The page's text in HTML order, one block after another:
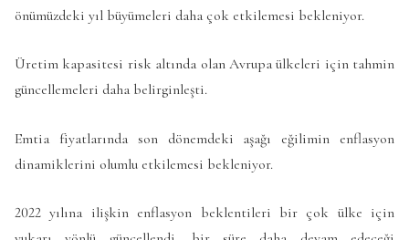
önümüzdeki yıl büyümeleri daha çok etkilemesi bekleniyor.
Üretim kapasitesi risk altında olan Avrupa ülkeleri için tahmin
güncellemeleri daha belirginleşti.
Emtia fiyatlarında son dönemdeki aşağı eğilimin enflasyon
dinamiklerini olumlu etkilemesi bekleniyor.
2022 yılına ilişkin enflasyon beklentileri bir çok ülke için